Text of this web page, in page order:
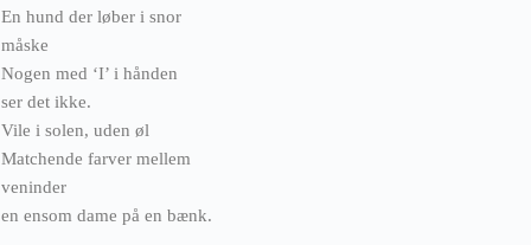
En hund der løber i snor
måske
Nogen med ‘I’ i hånden
ser det ikke.
Vile i solen, uden øl
Matchende farver mellem
veninder
en ensom dame på en bænk.